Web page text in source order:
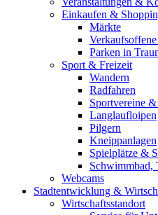
Einkaufen &
Märkte
Parken in
Sport & Freizeit
Wandern
Radfahren
Sportvereine
Langlaufloipen
Pilgern
Kneippanlagen
Spielplätze &
Schwimmbad,
Webcams
Stadtentwicklung &
Wirtschaftsstandort